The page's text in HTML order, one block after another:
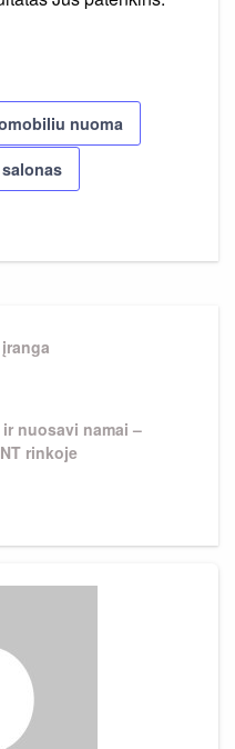
nuoma
nuosavi namai –
rinkoje